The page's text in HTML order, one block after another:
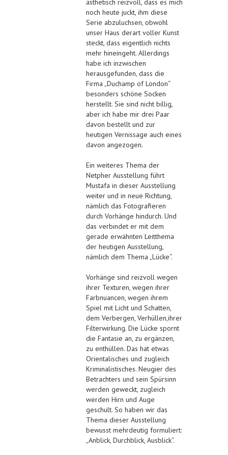
ästhetisch reizvoll, dass es mich
noch heute juckt, ihm diese
Serie abzuluchsen, obwohl
unser Haus derart voller Kunst
steckt, dass eigentlich nichts
mehr hineingeht. Allerdings
habe ich inzwischen
herausgefunden, dass die
Firma „Duchamp of London“
besonders schöne Socken
herstellt. Sie sind nicht billig,
aber ich habe mir drei Paar
davon bestellt und zur
heutigen Vernissage auch eines
davon angezogen.
Ein weiteres Thema der
Netpher Ausstellung führt
Mustafa in dieser Ausstellung
weiter und in neue Richtung,
nämlich das Fotografieren
durch Vorhänge hindurch. Und
das verbindet er mit dem
gerade erwähnten Leitthema
der heutigen Ausstellung,
nämlich dem Thema „Lücke“.
Vorhänge sind reizvoll wegen
ihrer Texturen, wegen ihrer
Farbnuancen, wegen ihrem
Spiel mit Licht und Schatten,
dem Verbergen, Verhüllen,ihrer
Filterwirkung. Die Lücke spornt
die Fantasie an, zu ergänzen,
zu enthüllen. Das hat etwas
Orientalisches und zugleich
Kriminalistisches. Neugier des
Betrachters und sein Spürsinn
werden geweckt, zugleich
werden Hirn und Auge
geschult. So haben wir das
Thema dieser Ausstellung
bewusst mehrdeutig formuliert:
„Anblick, Durchblick, Ausblick“.